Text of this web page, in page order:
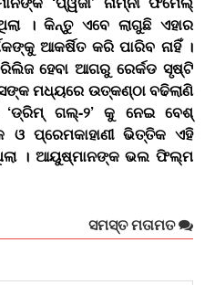
। କିନ୍ତୁ ଏବେ ଲାଗୁଛି ଏହାର
ଆକର୍ଷିତ କରି ପାରିବ ନାହିଁ ।
ରିଲିଜ ହେବା ଆଗରୁ ରେର୍କଡ ସୃଷ୍ଟି
ମଧ୍ୟରେ ଉତ୍କଣ୍ଠା ବଢିଲାଣି
‘ଡ୍ରିମ୍‌ ଗଲ୍‌-୨’ କୁ ନେଇ ବେଶ୍‌
ଓ ପ୍ରେମକାହାଣୀ ଭିତ୍ତିକ ଏହି
। ଆୟୁଷ୍ମାନଙ୍କ ଭଲ ଫିଲ୍ମ
ସମସ୍ତ ମତାମତ